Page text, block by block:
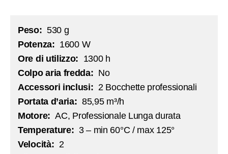
Peso: 530 g
Potenza: 1600 W
Ore di utilizzo: 1300 h
Colpo aria fredda: No
Accessori inclusi: 2 Bocchette professionali
Portata d’aria: 85,95 m³/h
Motore:AC, Professionale Lunga durata
Temperature: 3 – min 60°C / max 125°
Velocità: 2